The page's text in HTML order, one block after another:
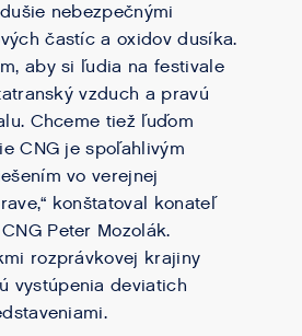
nebezpečnými
častíc a oxidov dusíka.
aby si ľudia na festivale
vzduch a pravú
Chceme tiež ľuďom
CNG je spoľahlivým
vo verejnej
konštatoval konateľ
Peter Mozolák.
rozprávkovej krajiny
vystúpenia deviatich